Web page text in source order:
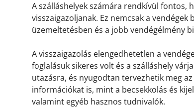
A szálláshelyek számára rendkívül fontos,
visszaigazoljanak. Ez nemcsak a
üzemeltetésben és a jobb vendégélmény
A visszaigazolás elengedhetetlen a
foglalásuk sikeres volt és a szálláshely
utazásra, és nyugodtan tervezhetik meg
információkat is, mint a becsekkolás és
valamint egyéb hasznos tudnivalók.